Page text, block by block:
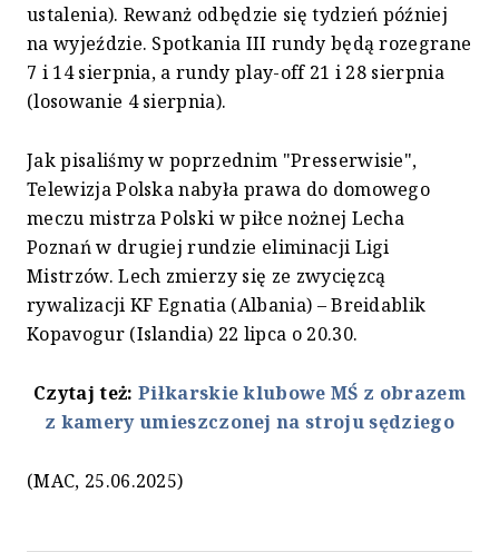
ustalenia). Rewanż odbędzie się tydzień później
na wyjeździe. Spotkania III rundy będą rozegrane
7 i 14 sierpnia, a rundy play-off 21 i 28 sierpnia
(losowanie 4 sierpnia).
Jak pisaliśmy w poprzednim "Presserwisie",
Telewizja Polska nabyła prawa do domowego
meczu mistrza Polski w piłce nożnej Lecha
Poznań w drugiej rundzie eliminacji Ligi
Mistrzów. Lech zmierzy się ze zwycięzcą
rywalizacji KF Egnatia (Albania) – Breidablik
Kopavogur (Islandia) 22 lipca o 20.30.
Czytaj też: Piłkarskie klubowe MŚ z obrazem
z kamery umieszczonej na stroju sędziego
(MAC, 25.06.2025)